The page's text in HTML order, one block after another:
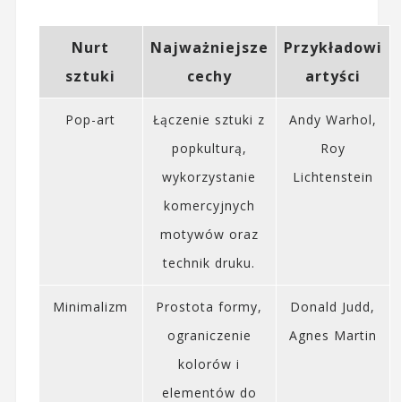
Nurt
sztuki
Najważniejsze
cechy
Przykładowi
artyści
Pop-art
Łączenie sztuki z
popkulturą,
wykorzystanie
komercyjnych
motywów oraz
technik druku.
Andy Warhol,
Roy
Lichtenstein
Minimalizm
Prostota formy,
ograniczenie
kolorów i
elementów do
Donald Judd,
Agnes Martin